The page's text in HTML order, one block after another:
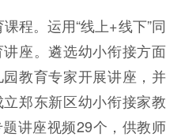
程。运用“线上+线下”同
座。遴选幼小衔接方面
教育专家开展讲座，并
郑东新区幼小衔接家教
讲座视频29个，供教师